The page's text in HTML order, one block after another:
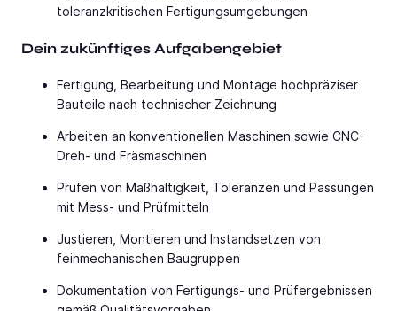
toleranzkritischen Fertigungsumgebungen
Dein zukünftiges Aufgabengebiet
Fertigung, Bearbeitung und Montage hochpräziser
Bauteile nach technischer Zeichnung
Arbeiten an konventionellen Maschinen sowie CNC-
Dreh- und Fräsmaschinen
Prüfen von Maßhaltigkeit, Toleranzen und Passungen
mit Mess- und Prüfmitteln
Justieren, Montieren und Instandsetzen von
feinmechanischen Baugruppen
Dokumentation von Fertigungs- und Prüfergebnissen